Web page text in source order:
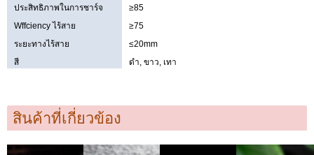
ประสิทธิภาพในการชาร์จ
≥85
Wffciency ไร้สาย
≥75
ระยะทางไร้สาย
≤20mm
สี
ดำ, ขาว, เทา
สินค้าที่เกี่ยวข้อง